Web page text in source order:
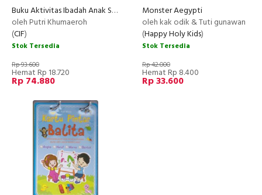
Buku Aktivitas Ibadah Anak Saleh
oleh Putri Khumaeroh
(CIF)
Stok Tersedia
Rp 93.600
Hemat Rp 18.720
Rp 74.880
Monster Aegypti
oleh kak odik & Tuti gunawan
(Happy Holy Kids)
Stok Tersedia
Rp 42.000
Hemat Rp 8.400
Rp 33.600